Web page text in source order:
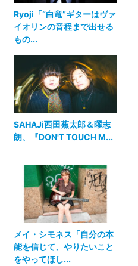
Ryoji「“白竜”ギターはヴァ
イオリンの音程まで出せる
もの...
SAHAJi西田蕉太郎＆曜志
朗、『DON'T TOUCH M...
メイ・シモネス「自分の本
能を信じて、やりたいこと
をやってほし...